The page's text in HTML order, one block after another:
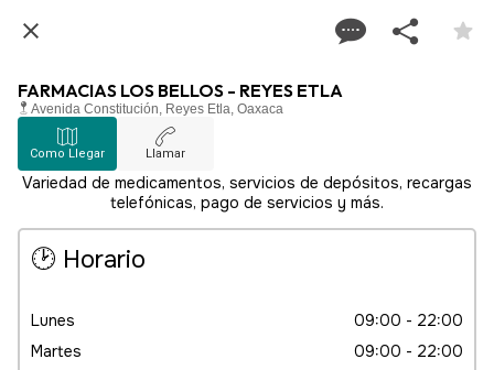
FARMACIAS LOS BELLOS - REYES ETLA
Avenida Constitución, Reyes Etla, Oaxaca
Como Llegar Llamar
Variedad de medicamentos, servicios de depósitos, recargas
telefónicas, pago de servicios y más.
🕑 Horario
Lunes
09:00 - 22:00
Martes
09:00 - 22:00